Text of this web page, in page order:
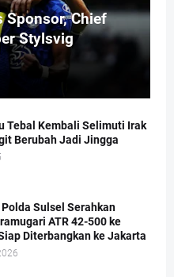
Sponsor, Chief
Stylsvig
Tebal Kembali Selimuti Irak
Berubah Jadi Jingga
Sulsel Serahkan
ATR 42-500 ke
Diterbangkan ke Jakarta